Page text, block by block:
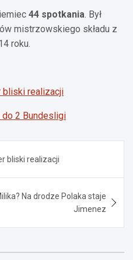
44 spotkania. Był
mistrzowskiego składu z
roku.
bliski realizacji
2 Bundesligi
bliski realizacji
Na drodze Polaka staje
Jimenez